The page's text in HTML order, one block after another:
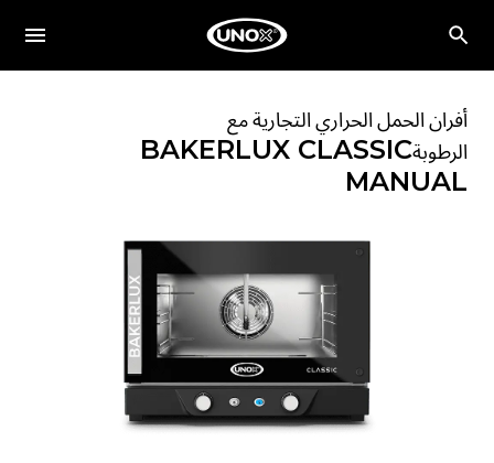
أفران الحمل الحراري التجارية مع
الرطوبةBAKERLUX CLASSIC
MANUAL